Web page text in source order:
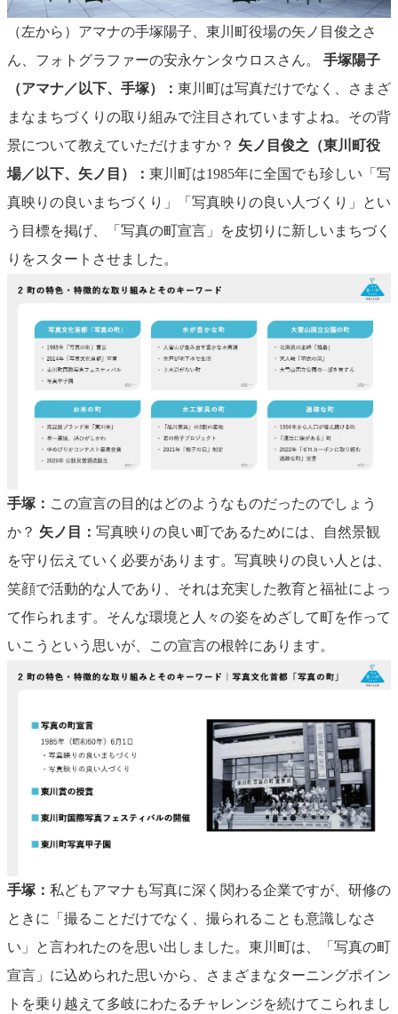
（左から）アマナの手塚陽子、東川町役場の矢ノ目俊之さ
ん、フォトグラファーの安永ケンタウロスさん。 手塚陽子
（アマナ／以下、手塚）： 東川町は写真だけでなく、さまざ
まなまちづくりの取り組みで注目されていますよね。その背
景について教えていただけますか？ 矢ノ目俊之（東川町役
場／以下、矢ノ目）： 東川町は1985年に全国でも珍しい「写
真映りの良いまちづくり」「写真映りの良い人づくり」とい
う目標を掲げ、「写真の町宣言」を皮切りに新しいまちづく
りをスタートさせました。
手塚： この宣言の目的はどのようなものだったのでしょう
か？ 矢ノ目： 写真映りの良い町であるためには、自然景観
を守り伝えていく必要があります。写真映りの良い人とは、
笑顔で活動的な人であり、それは充実した教育と福祉によっ
て作られます。そんな環境と人々の姿をめざして町を作って
いこうという思いが、この宣言の根幹にあります。
手塚： 私どもアマナも写真に深く関わる企業ですが、研修の
ときに「撮ることだけでなく、撮られることも意識しなさ
い」と言われたのを思い出しました。東川町は、「写真の町
宣言」に込められた思いから、さまざまなターニングポイン
トを乗り越えて多岐にわたるチャレンジを続けてこられまし